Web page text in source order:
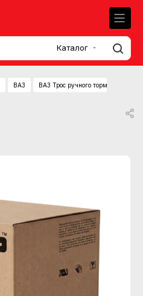
Каталог
ВАЗ ВАЗ Трос ручного тормоза